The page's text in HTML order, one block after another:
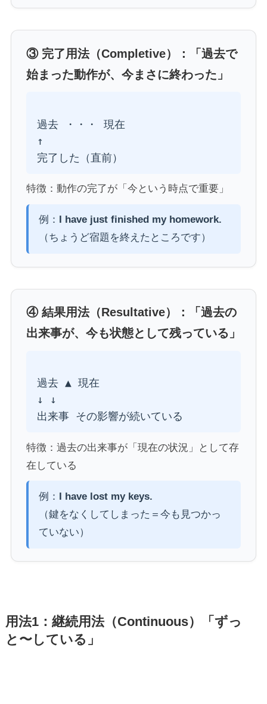
③ 完了用法（Completive）：「過去で
始まった動作が、今まさに終わった」
過去 ・・・ 現在
↑
特徴：動作の完了が「今という時点で重要」
例：
I have just finished my homework.
（ちょうど宿題を終えたところです）
④ 結果用法（Resultative）：「過去の
出来事が、今も状態として残っている」
過去 ▲ 現在
↓ ↓
特徴：過去の出来事が「現在の状況」として存
在している
例： I have lost my keys.
（鍵をなくしてしまった＝今も見つかっ
ていない）
用法1：継続用法（Continuous）「ずっ
と〜している」